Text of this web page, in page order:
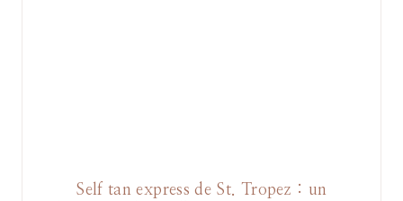
Self tan express de St. Tropez : un